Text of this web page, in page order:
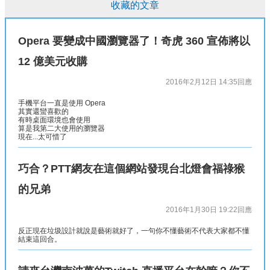
收藏的文章
Opera 要變成中國瀏覽器了！奇虎 360 宣佈將以
12 億美元收購
2016年2月12日 14:35 回應
手機平台一直是使用 Opera
其實還蠻喜歡的
有時桌面環境也會使用
算是我第二大使用的瀏覽器
現在...太可惜了
巧合？PTT網友在這個網站發現台北燈會福祿猴
的兄弟
2016年1月30日 19:22 回應
反正現在垃圾設計就說是藝術就好了，一句你不懂藝術不代表大家都不懂
結束這回合。